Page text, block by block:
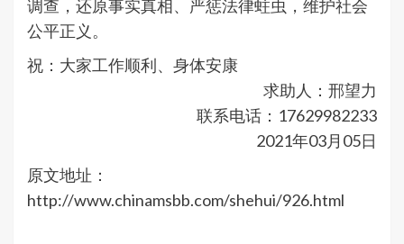
调查，还原事实真相、严惩法律蛀虫，维护社会
公平正义。
祝：大家工作顺利、身体安康
求助人：邢望力
联系电话：17629982233
2021年03月05日
原文地址：
http://www.chinamsbb.com/shehui/926.html